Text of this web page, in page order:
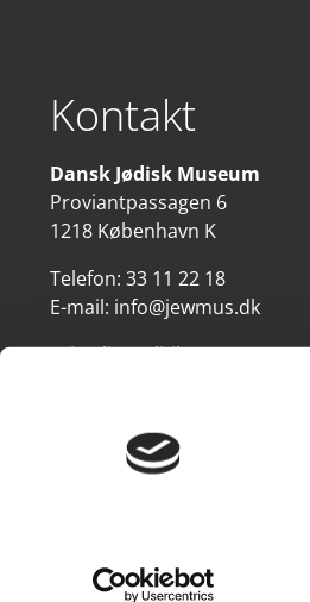
Kontakt
Dansk Jødisk Museum
Proviantpassagen 6
1218 København K
Telefon: 33 11 22 18
E-mail: info@jewmus.dk
Privatlivspolitik